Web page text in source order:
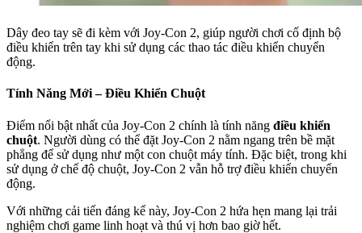
Dây đeo tay sẽ đi kèm với Joy-Con 2, giúp người chơi cố định bộ
điều khiển trên tay khi sử dụng các thao tác điều khiển chuyển
động.
Tính Năng Mới – Điều Khiển Chuột
Điểm nổi bật nhất của Joy-Con 2 chính là tính năng điều khiển
chuột. Người dùng có thể đặt Joy-Con 2 nằm ngang trên bề mặt
phẳng để sử dụng như một con chuột máy tính. Đặc biệt, trong khi
sử dụng ở chế độ chuột, Joy-Con 2 vẫn hỗ trợ điều khiển chuyển
động.
Với những cải tiến đáng kể này, Joy-Con 2 hứa hẹn mang lại trải
nghiệm chơi game linh hoạt và thú vị hơn bao giờ hết.